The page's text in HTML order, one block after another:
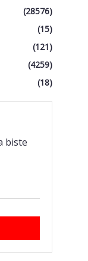
(28576)
(15)
(121)
(4259)
(18)
biste